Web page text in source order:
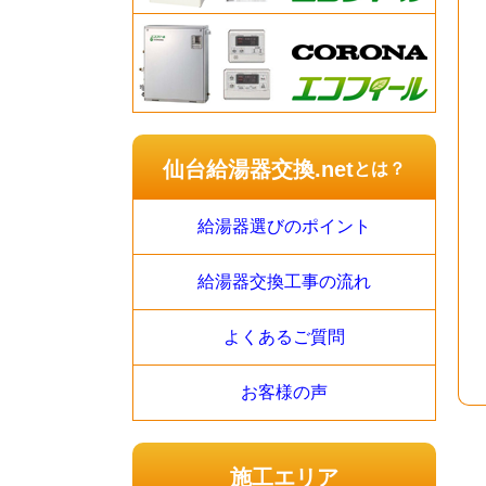
仙台給湯器交換.netとは？
給湯器選びのポイント
給湯器交換工事の流れ
よくあるご質問
お客様の声
施工エリア